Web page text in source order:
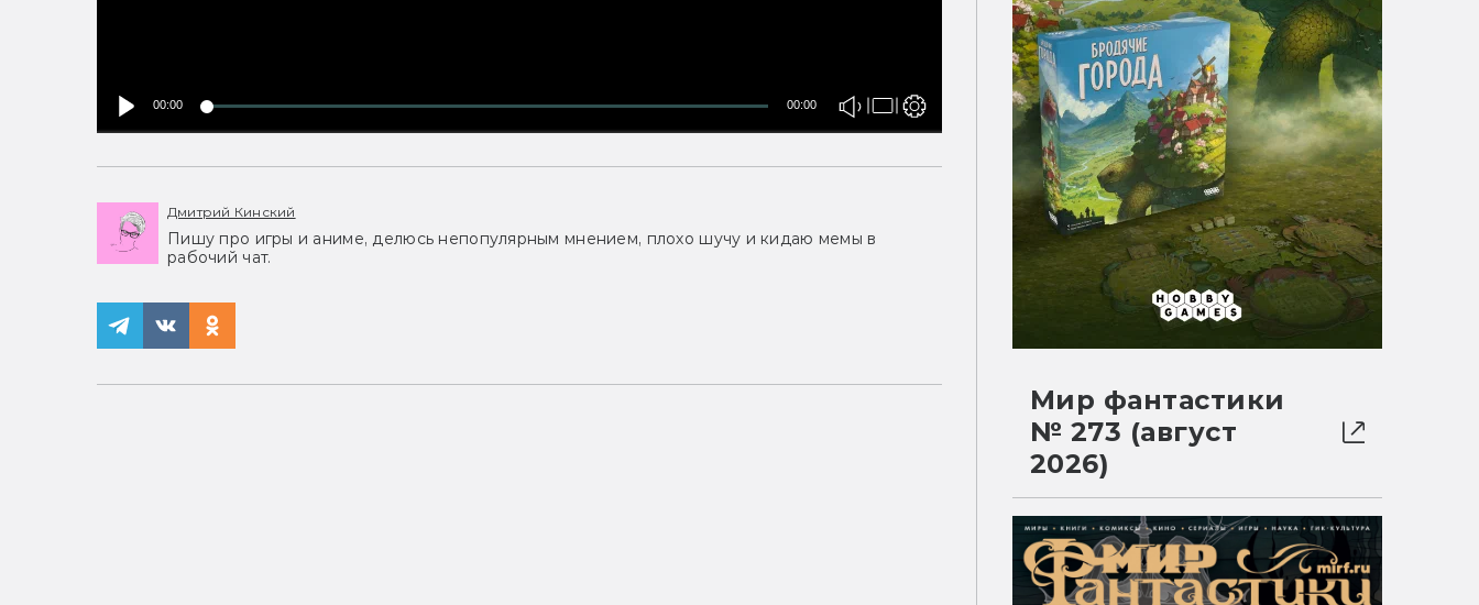
00:00 00:00
Дмитрий Кинский
Пишу про игры и аниме, делюсь непопулярным мнением, плохо шучу и кидаю мемы в
рабочий чат.
Мир фантастики
№ 273 (август
2026)